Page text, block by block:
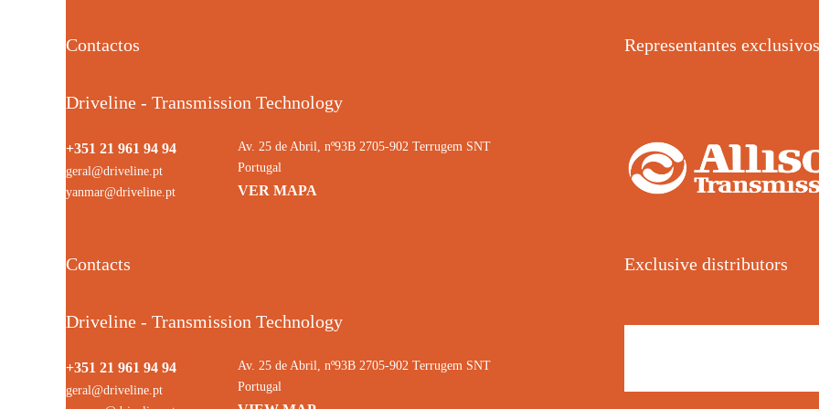
Contactos
Driveline - Transmission Technology
+351 21 961 94 94
geral@driveline.pt
yanmar@driveline.pt
Av. 25 de Abril, nº93B 2705-902 Terrugem SNT
Portugal
VER MAPA
Representantes exclusivos
Contacts
Driveline - Transmission Technology
+351 21 961 94 94
geral@driveline.pt
Av. 25 de Abril, nº93B 2705-902 Terrugem SNT
Portugal
Exclusive distributors